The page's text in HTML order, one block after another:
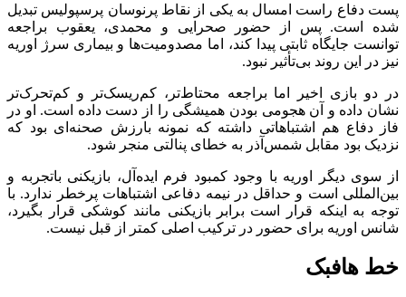
پست دفاع راست امسال به یکی از نقاط پرنوسان پرسپولیس تبدیل
شده است. پس از حضور صحرایی و محمدی، یعقوب براجعه
توانست جایگاه ثابتی پیدا کند، اما مصدومیت‌ها و بیماری سرژ اوریه
نیز در این روند بی‌تأثیر نبود.
در دو بازی اخیر اما براجعه محتاط‌تر، کم‌ریسک‌تر و کم‌تحرک‌تر
نشان داده و آن هجومی بودن همیشگی را از دست داده است. او در
فاز دفاع هم اشتباهاتی داشته که نمونه بارزش صحنه‌ای بود که
نزدیک بود مقابل شمس‌آذر به خطای پنالتی منجر شود.
از سوی دیگر اوریه با وجود کمبود فرم ایده‌آل، بازیکنی باتجربه و
بین‌المللی است و حداقل در نیمه دفاعی اشتباهات پرخطر ندارد. با
توجه به اینکه قرار است برابر بازیکنی مانند کوشکی قرار بگیرد،
شانس اوریه برای حضور در ترکیب اصلی کمتر از قبل نیست.
خط هافبک